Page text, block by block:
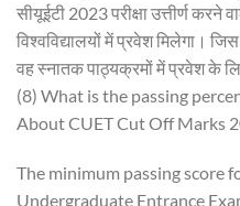
सीयूईटी 2023 परीक्षा उत्तीर्ण करने
विश्वविद्यालयों में प्रवेश मिलेगा।
वह स्नातक पाठ्यक्रमों में प्रवेश के
(8) What is the passing
About CUET Cut Off Marks
The minimum passing score
Undergraduate Entrance